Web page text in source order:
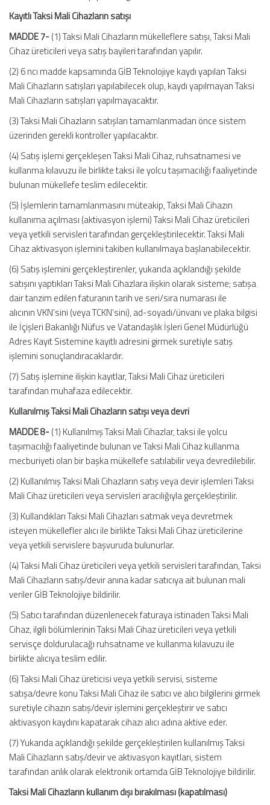
Kayıtlı Taksi Mali Cihazların satışı
MADDE 7-(1) Taksi Mali Cihazların mükelleflere satışı, Taksi Mali
Cihaz üreticileri veya satış bayileri tarafından yapılır.
(2) 6 ncı madde kapsamında GİB Teknolojiye kaydı yapılan Taksi
Mali Cihazların satışları yapılabilecek olup, kaydı yapılmayan Taksi
Mali Cihazların satışları yapılmayacaktır.
(3) Taksi Mali Cihazların satışları tamamlanmadan önce sistem
üzerinden gerekli kontroller yapılacaktır.
(4) Satış işlemi gerçekleşen Taksi Mali Cihaz, ruhsatnamesi ve
kullanma kılavuzu ile birlikte taksi ile yolcu taşımacılığı faaliyetinde
bulunan mükellefe teslim edilecektir.
(5) İşlemlerin tamamlanmasını müteakip, Taksi Mali Cihazın
kullanıma açılması (aktivasyon işlemi) Taksi Mali Cihaz üreticileri
veya yetkili servisleri tarafından gerçekleştirilecektir. Taksi Mali
Cihaz aktivasyon işlemini takiben kullanılmaya başlanabilecektir.
(6) Satış işlemini gerçekleştirenler, yukarıda açıklandığı şekilde
satışını yaptıkları Taksi Mali Cihazlara ilişkin olarak sisteme; satışa
dair tanzim edilen faturanın tarih ve seri/sıra numarası ile
alıcının VKN’sini (veya TCKN’sini), ad-soyadı/ünvanı ve plaka bilgisi
ile İçişleri Bakanlığı Nüfus ve Vatandaşlık İşleri Genel Müdürlüğü
Adres Kayıt Sistemine kayıtlı adresini girmek suretiyle satış
işlemini sonuçlandıracaklardır.
(7) Satış işlemine ilişkin kayıtlar, Taksi Mali Cihaz üreticileri
tarafından muhafaza edilecektir.
Kullanılmış Taksi Mali Cihazların satışı veya devri
MADDE 8-(1) Kullanılmış Taksi Mali Cihazlar, taksi ile yolcu
taşımacılığı faaliyetinde bulunan ve Taksi Mali Cihaz kullanma
mecburiyeti olan bir başka mükellefe satılabilir veya devredilebilir.
(2) Kullanılmış Taksi Mali Cihazların satış veya devir işlemleri Taksi
Mali Cihaz üreticileri veya servisleri aracılığıyla gerçekleştirilir.
(3) Kullandıkları Taksi Mali Cihazları satmak veya devretmek
isteyen mükellefler alıcı ile birlikte Taksi Mali Cihaz üreticilerine
veya yetkili servislere başvuruda bulunurlar.
(4) Taksi Mali Cihaz üreticileri veya yetkili servisleri tarafından, Taksi
Mali Cihazların satış/devir anına kadar satıcıya ait bulunan mali
veriler GİB Teknolojiye bildirilir.
(5) Satıcı tarafından düzenlenecek faturaya istinaden Taksi Mali
Cihaz, ilgili bölümlerinin Taksi Mali Cihaz üreticileri veya yetkili
servisçe doldurulacağı ruhsatname ve kullanma kılavuzu ile
birlikte alıcıya teslim edilir.
(6) Taksi Mali Cihaz üreticisi veya yetkili servisi, sisteme
satışa/devre konu Taksi Mali Cihaz ile satıcı ve alıcı bilgilerini girmek
suretiyle cihazın satış/devir işlemini gerçekleştirir ve satıcı
aktivasyon kaydını kapatarak cihazı alıcı adına aktive eder.
(7) Yukarıda açıklandığı şekilde gerçekleştirilen kullanılmış Taksi
Mali Cihazların satış/devir ve aktivasyon kayıtları, sistem
tarafından anlık olarak elektronik ortamda GİB Teknolojiye bildirilir.
Taksi Mali Cihazların kullanım dışı bırakılması (kapatılması)